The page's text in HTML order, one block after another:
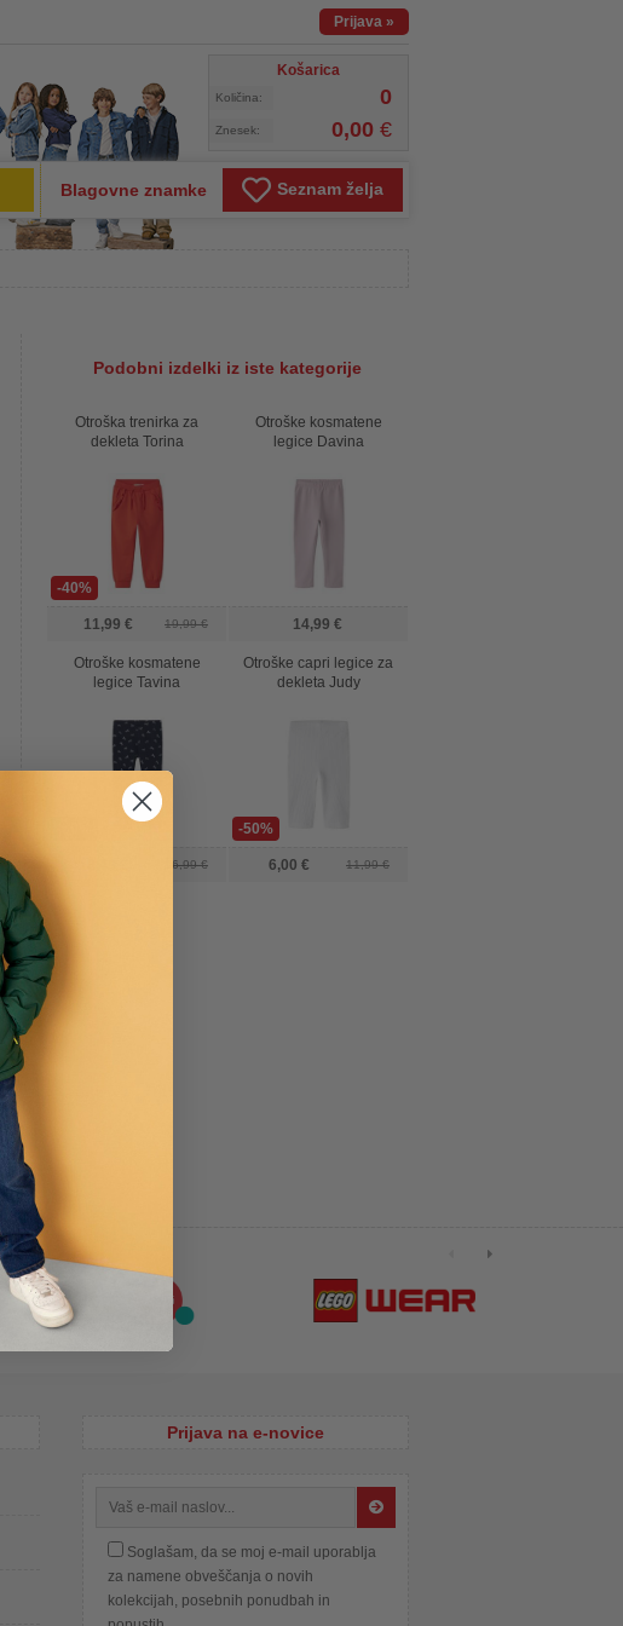
Prijava »
Košarica
Količina: 0
Znesek: 0,00 €
Blagovne znamke Seznam želja
Podobni izdelki iz iste kategorije
-40%
Otroška trenirka za
dekleta Torina
19,99 €
11,99 €
Otroške kosmatene
legice Davina
14,99 €
Otroške kosmatene
legice Tavina
16,99 €
-50%
Otroške capri legice za
dekleta Judy
11,99 €
6,00 €
Prijava na e-novice
Soglašam, da se moj e-mail uporablja
za namene obveščanja o novih
kolekcijah, posebnih ponudbah in